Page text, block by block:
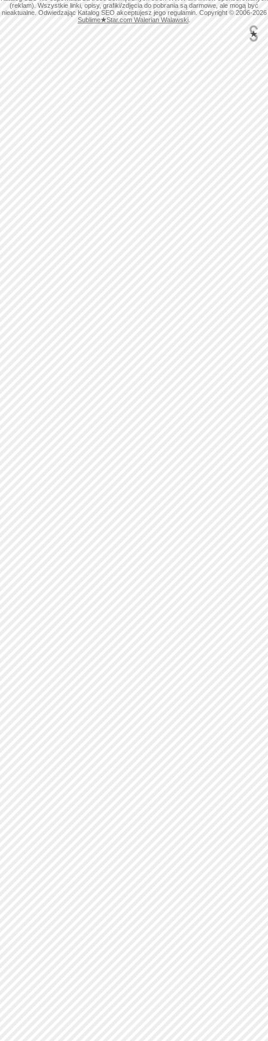
(reklam). Wszystkie linki, opisy, grafiki/zdjęcia do pobrania są darmowe, ale mogą być
nieaktualne. Odwiedzając Katalog SEO akceptujesz jego regulamin. Copyright © 2006-2026
Sublime★Star.com Walerian Walawski